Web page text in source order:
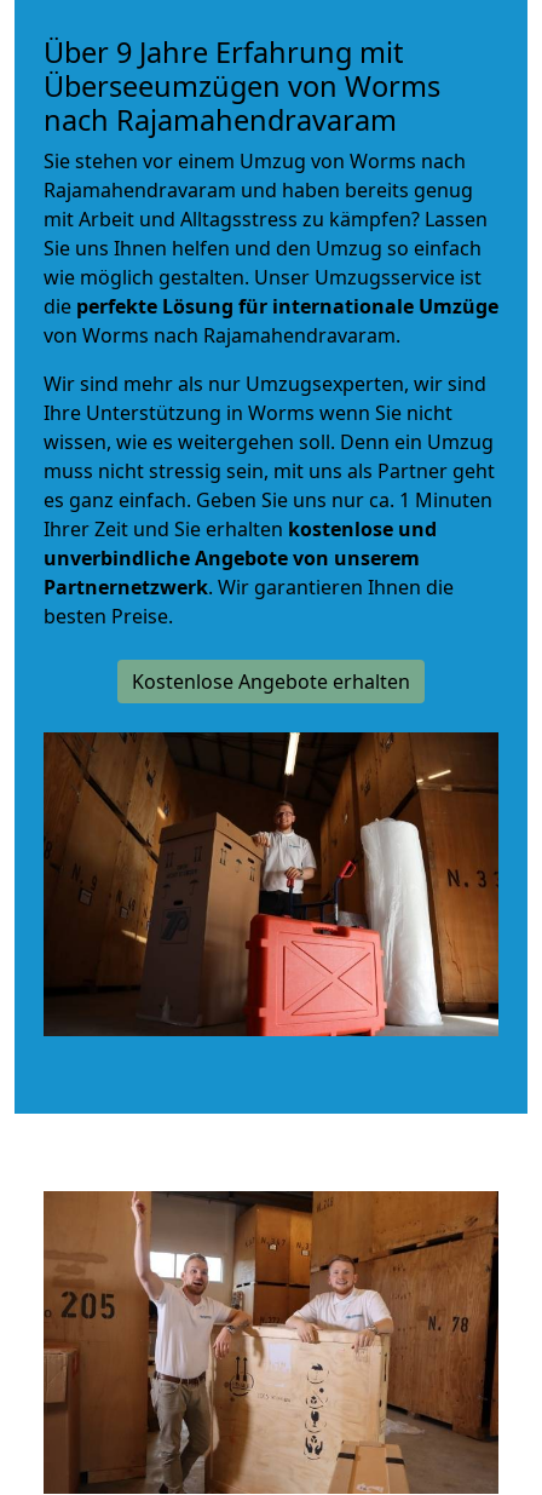
Über 9 Jahre Erfahrung mit
Überseeumzügen von Worms
nach Rajamahendravaram
Sie stehen vor einem Umzug von Worms nach
Rajamahendravaram und haben bereits genug
mit Arbeit und Alltagsstress zu kämpfen? Lassen
Sie uns Ihnen helfen und den Umzug so einfach
wie möglich gestalten. Unser Umzugsservice ist
die perfekte Lösung für internationale Umzüge
von Worms nach Rajamahendravaram.
Wir sind mehr als nur Umzugsexperten, wir sind
Ihre Unterstützung in Worms wenn Sie nicht
wissen, wie es weitergehen soll. Denn ein Umzug
muss nicht stressig sein, mit uns als Partner geht
es ganz einfach. Geben Sie uns nur ca. 1 Minuten
Ihrer Zeit und Sie erhalten kostenlose und
unverbindlicheAngebote von unserem
Partnernetzwerk. Wir garantieren Ihnen die
besten Preise.
Kostenlose Angebote erhalten